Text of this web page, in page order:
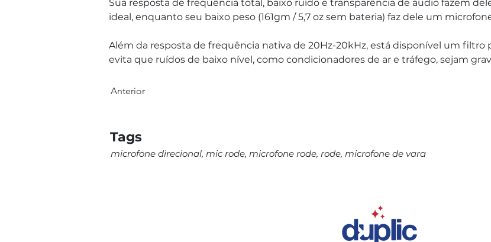
Sua resposta de freqüência total, baixo ruído e transparência de áudio fazem
ideal, enquanto seu baixo peso (161gm / 5,7 oz sem bateria) faz dele um
Além da resposta de frequência nativa de 20Hz-20kHz, está disponível um filtro
evita que ruídos de baixo nível, como condicionadores de ar e tráfego, sejam
Anterior
Tags
microfone direcional, mic rode, microfone rode, rode, microfone de vara